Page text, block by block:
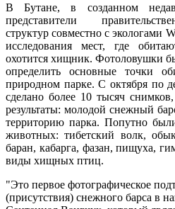
В Бутане, в созданном
представители
структур совместно с экологами
исследования мест, где
охотится хищник. Фотоловушки
определить основные точки
природном парке. С октября по
сделано более 10 тысяч
результаты: молодой снежный
территорию парка. Попутно
животных: тибетский волк,
баран, кабарга, фазан, пищуха,
виды хищных птиц.
"Это первое фотографическое
(присутствия) снежного барса в